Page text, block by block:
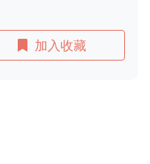
加入收藏